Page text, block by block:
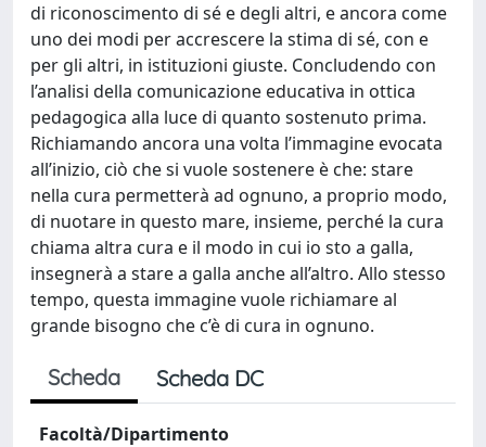
di riconoscimento di sé e degli altri, e ancora come
uno dei modi per accrescere la stima di sé, con e
per gli altri, in istituzioni giuste. Concludendo con
l’analisi della comunicazione educativa in ottica
pedagogica alla luce di quanto sostenuto prima.
Richiamando ancora una volta l’immagine evocata
all’inizio, ciò che si vuole sostenere è che: stare
nella cura permetterà ad ognuno, a proprio modo,
di nuotare in questo mare, insieme, perché la cura
chiama altra cura e il modo in cui io sto a galla,
insegnerà a stare a galla anche all’altro. Allo stesso
tempo, questa immagine vuole richiamare al
grande bisogno che c’è di cura in ognuno.
Scheda Scheda DC
Facoltà/Dipartimento